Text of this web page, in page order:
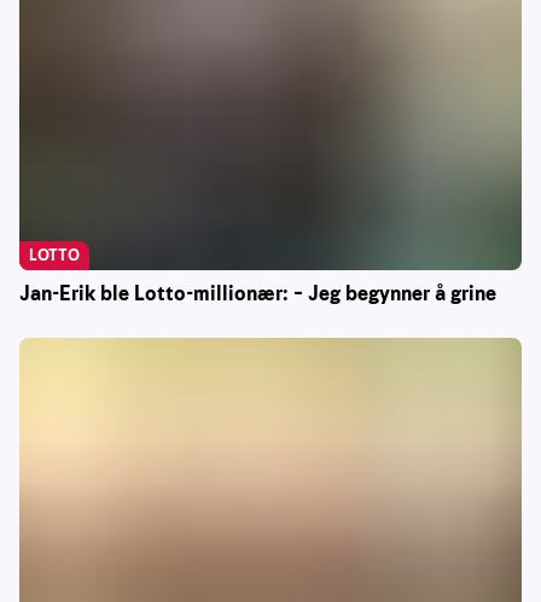
Jan-Erik ble Lotto-millionær: – Jeg begynner å grine
LOTTO